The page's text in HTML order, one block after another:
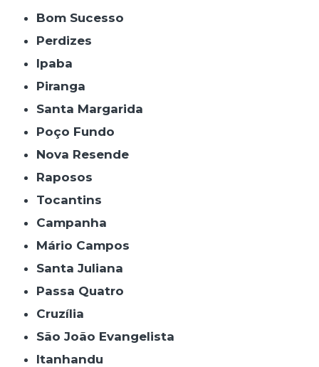
Bom Sucesso
Perdizes
Ipaba
Piranga
Santa Margarida
Poço Fundo
Nova Resende
Raposos
Tocantins
Campanha
Mário Campos
Santa Juliana
Passa Quatro
Cruzília
São João Evangelista
Itanhandu